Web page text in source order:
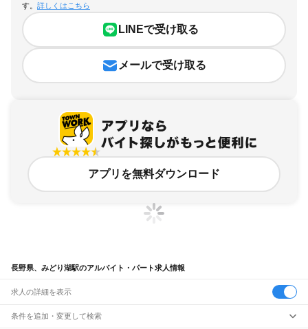
す。 詳しくはこちら
LINEで受け取る
メールで受け取る
アプリを無料ダウンロード
長野県、みどり湖駅のアルバイト・パート求人情報
求人の詳細を表示
条件を追加・変更して検索